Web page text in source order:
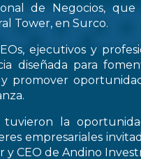
de Negocios,
Tower, en Surco.
ejecutivos y
diseñada para
promover
la
empresariales
CEO de Andino